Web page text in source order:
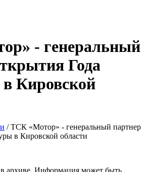
- генеральный
Года
Кировской
в Кировской области